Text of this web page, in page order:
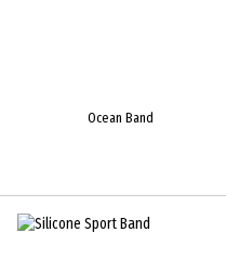
Ocean Band